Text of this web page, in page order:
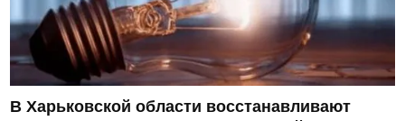
В Харьковской области восстанавливают